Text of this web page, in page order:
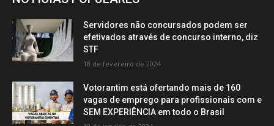
Servidores não concursados podem ser
efetivados através de concurso interno, diz
STF
18 de fevereiro de 2024
Votorantim está ofertando mais de 160
vagas de emprego para profissionais com e
SEM EXPERIÊNCIA em todo o Brasil